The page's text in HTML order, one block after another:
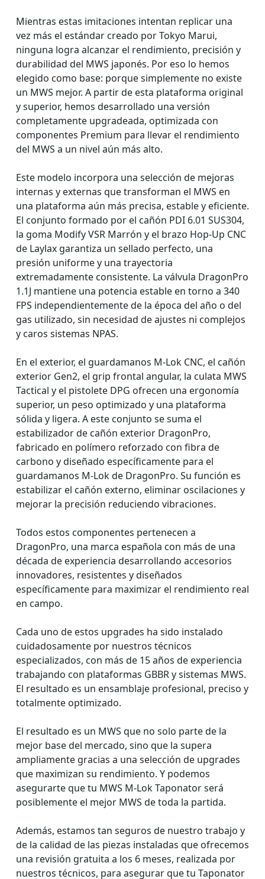
Mientras estas imitaciones intentan replicar una
vez más el estándar creado por Tokyo Marui,
ninguna logra alcanzar el rendimiento, precisión y
durabilidad del MWS japonés. Por eso lo hemos
elegido como base: porque simplemente no existe
un MWS mejor. A partir de esta plataforma original
y superior, hemos desarrollado una versión
completamente upgradeada, optimizada con
componentes Premium para llevar el rendimiento
del MWS a un nivel aún más alto.
Este modelo incorpora una selección de mejoras
internas y externas que transforman el MWS en
una plataforma aún más precisa, estable y eficiente.
El conjunto formado por el cañón PDI 6.01 SUS304,
la goma Modify VSR Marrón y el brazo Hop-Up CNC
de Laylax garantiza un sellado perfecto, una
presión uniforme y una trayectoria
extremadamente consistente. La válvula DragonPro
1.1J mantiene una potencia estable en torno a 340
FPS independientemente de la época del año o del
gas utilizado, sin necesidad de ajustes ni complejos
y caros sistemas NPAS.
En el exterior, el guardamanos M-Lok CNC, el cañón
exterior Gen2, el grip frontal angular, la culata MWS
Tactical y el pistolete DPG ofrecen una ergonomía
superior, un peso optimizado y una plataforma
sólida y ligera. A este conjunto se suma el
estabilizador de cañón exterior DragonPro,
fabricado en polímero reforzado con fibra de
carbono y diseñado específicamente para el
guardamanos M-Lok de DragonPro. Su función es
estabilizar el cañón externo, eliminar oscilaciones y
mejorar la precisión reduciendo vibraciones.
Todos estos componentes pertenecen a
DragonPro, una marca española con más de una
década de experiencia desarrollando accesorios
innovadores, resistentes y diseñados
específicamente para maximizar el rendimiento real
en campo.
Cada uno de estos upgrades ha sido instalado
cuidadosamente por nuestros técnicos
especializados, con más de 15 años de experiencia
trabajando con plataformas GBBR y sistemas MWS.
El resultado es un ensamblaje profesional, preciso y
totalmente optimizado.
El resultado es un MWS que no solo parte de la
mejor base del mercado, sino que la supera
ampliamente gracias a una selección de upgrades
que maximizan su rendimiento. Y podemos
asegurarte que tu MWS M-Lok Taponator será
posiblemente el mejor MWS de toda la partida.
Además, estamos tan seguros de nuestro trabajo y
de la calidad de las piezas instaladas que ofrecemos
una revisión gratuita a los 6 meses, realizada por
nuestros técnicos, para asegurar que tu Taponator